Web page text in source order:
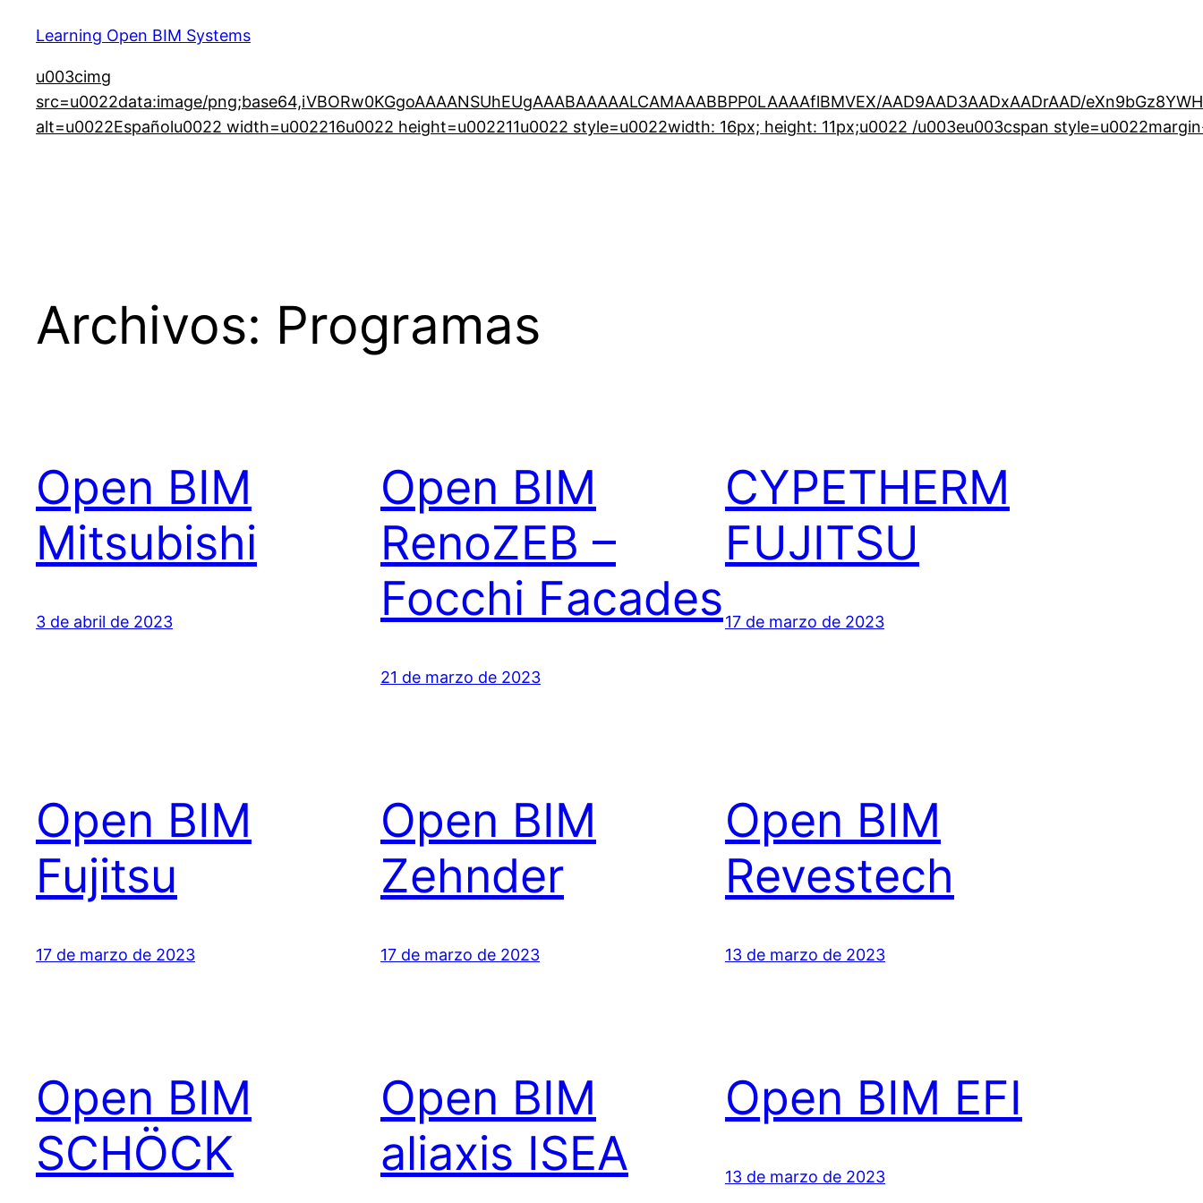
Learning Open BIM Systems
u003cimg
src=u0022data:image/png;base64,iVBORw0KGgoAAAANSUhEUgAAABAAAAALCAMAAABBPP0LAAAAflBMVEX/AAD9AAD3AADxAADrAAD/
alt=u0022Españolu0022 width=u002216u0022 height=u002211u0022 style=u0022width: 16px; height: 11px;u0022 /u003eu003cspan
Archivos: Programas
Open BIM
Mitsubishi
3 de abril de 2023
Open BIM
RenoZEB –
Focchi Facades
21 de marzo de 2023
CYPETHERM
FUJITSU
17 de marzo de 2023
Open BIM
Fujitsu
17 de marzo de 2023
Open BIM
Zehnder
17 de marzo de 2023
Open BIM
Revestech
13 de marzo de 2023
Open BIM
SCHÖCK
Open BIM
aliaxis ISEA
Open BIM EFI
13 de marzo de 2023